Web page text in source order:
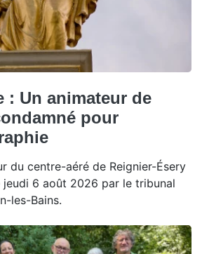
: Un animateur de
pour
du centre-aéré de Reignier-Ésery
jeudi 6 août 2026 par le tribunal
les-Bains.